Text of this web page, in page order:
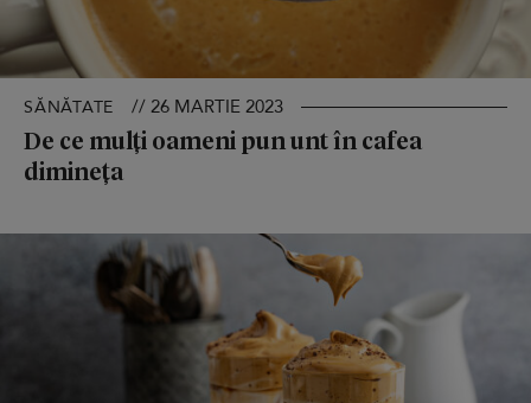
SĂNĂTATE // 26 MARTIE 2023
De ce mulți oameni pun unt în cafea
dimineța